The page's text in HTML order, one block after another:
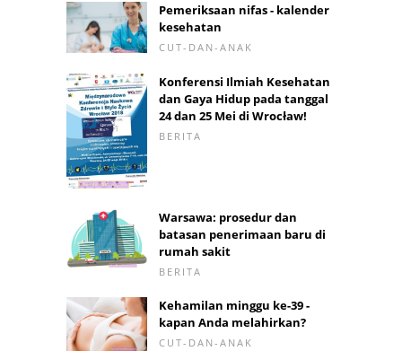
Pemeriksaan nifas - kalender
kesehatan
CUT-DAN-ANAK
Konferensi Ilmiah Kesehatan
dan Gaya Hidup pada tanggal
24 dan 25 Mei di Wrocław!
BERITA
Warsawa: prosedur dan
batasan penerimaan baru di
rumah sakit
BERITA
Kehamilan minggu ke-39 -
kapan Anda melahirkan?
CUT-DAN-ANAK